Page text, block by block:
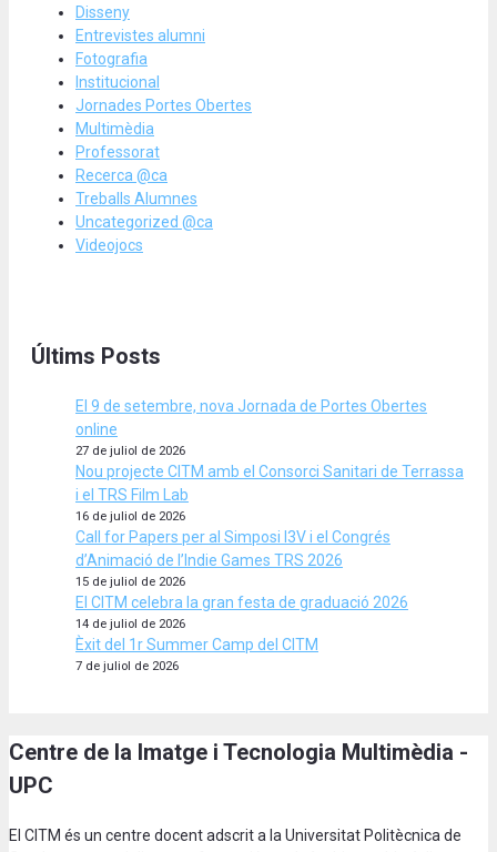
Disseny
Entrevistes alumni
Fotografia
Institucional
Jornades Portes Obertes
Multimèdia
Professorat
Recerca @ca
Treballs Alumnes
Uncategorized @ca
Videojocs
Últims Posts
El 9 de setembre, nova Jornada de Portes Obertes
online
27 de juliol de 2026
Nou projecte CITM amb el Consorci Sanitari de Terrassa
i el TRS Film Lab
16 de juliol de 2026
Call for Papers per al Simposi I3V i el Congrés
d’Animació de l’Indie Games TRS 2026
15 de juliol de 2026
El CITM celebra la gran festa de graduació 2026
14 de juliol de 2026
Èxit del 1r Summer Camp del CITM
7 de juliol de 2026
Centre de la Imatge i Tecnologia Multimèdia -
UPC
El CITM és un centre docent adscrit a la Universitat Politècnica de